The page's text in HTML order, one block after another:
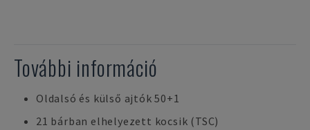
További információ
Oldalsó és külső ajtók 50+1
21 bárban elhelyezett kocsik (TSC)